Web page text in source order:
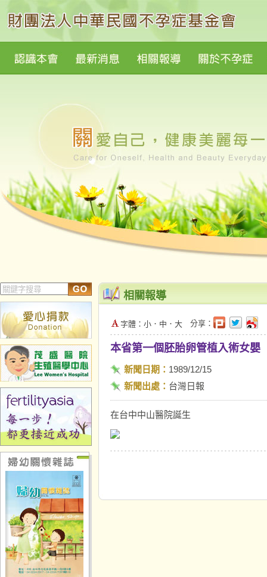
相關報導
字體： 小 ． 中 ． 大 分享：
本省第一個胚胎卵管植入術女嬰
新聞日期： 1989/12/15
新聞出處： 台灣日報
在台中中山醫院誕生